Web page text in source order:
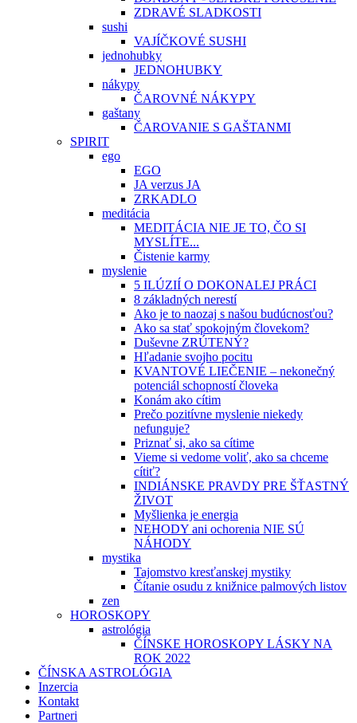
ZDRAVÉ SLADKOSTI
sushi
VAJÍČKOVÉ SUSHI
jednohubky
JEDNOHUBKY
nákypy
ČAROVNÉ NÁKYPY
gaštany
ČAROVANIE S GAŠTANMI
SPIRIT
ego
EGO
JA verzus JA
ZRKADLO
meditácia
MEDITÁCIA NIE JE TO, ČO SI
MYSLÍTE...
Čistenie karmy
myslenie
5 ILÚZIÍ O DOKONALEJ PRÁCI
8 základných nerestí
Ako je to naozaj s našou budúcnosťou?
Ako sa stať spokojným človekom?
Duševne ZRÚTENÝ?
Hľadanie svojho pocitu
KVANTOVÉ LIEČENIE – nekonečný
potenciál schopností človeka
Konám ako cítim
Prečo pozitívne myslenie niekedy
nefunguje?
Priznať si, ako sa cítime
Vieme si vedome voliť, ako sa chceme
cítiť?
INDIÁNSKE PRAVDY PRE ŠŤASTNÝ
ŽIVOT
Myšlienka je energia
NEHODY ani ochorenia NIE SÚ
NÁHODY
mystika
Tajomstvo kresťanskej mystiky
Čítanie osudu z knižnice palmových listov
zen
HOROSKOPY
astrológia
ČÍNSKE HOROSKOPY LÁSKY NA
ROK 2022
ČÍNSKA ASTROLÓGIA
Inzercia
Kontakt
Partneri